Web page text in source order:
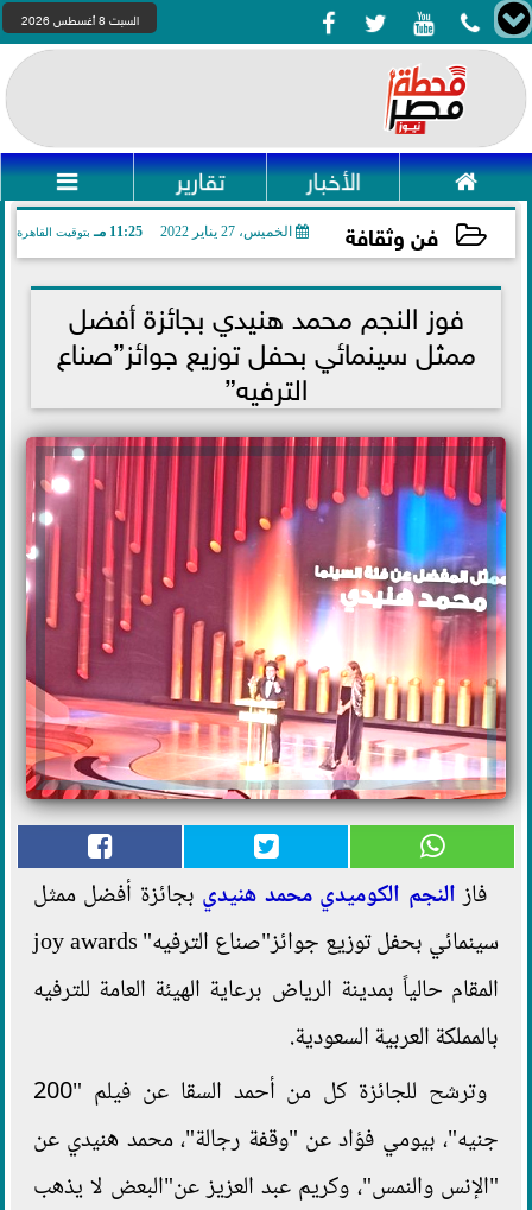
    السبت 8 أغسطس 2026
 الأخبار تقارير 
فن وثقافة الخميس، 27 يناير 2022 11:25 مـ بتوقيت القاهرة
2022-01-27 23:25:29فوز النجم محمد هنيدي بجائزة أفضل
ممثل سينمائي بحفل توزيع جوائز”صناع
الترفيه”
فازالنجم الكوميدي محمد هنيدي بجائزة أفضل ممثل
سينمائي بحفل توزيع جوائز"صناع الترفيه" joy awards
المقام حالياً بمدينة الرياض برعاية الهيئة العامة للترفيه
بالمملكة العربية السعودية.
وترشح للجائزة كل من أحمد السقا عن فيلم "200
جنيه"، بيومي فؤاد عن "وقفة رجالة"، محمد هنيدي عن
"الإنس والنمس"، وكريم عبد العزيز عن"البعض لا يذهب